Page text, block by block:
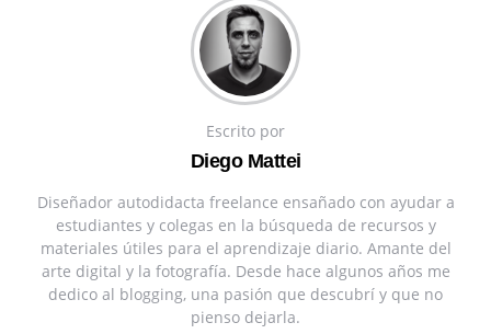
Escrito por
Diego Mattei
Diseñador autodidacta freelance ensañado con ayudar a
estudiantes y colegas en la búsqueda de recursos y
materiales útiles para el aprendizaje diario. Amante del
arte digital y la fotografía. Desde hace algunos años me
dedico al blogging, una pasión que descubrí y que no
pienso dejarla.